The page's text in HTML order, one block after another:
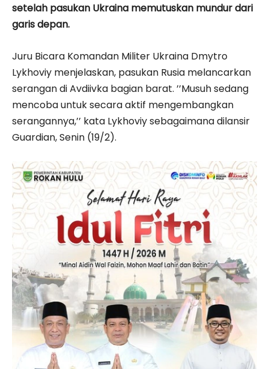
setelah pasukan Ukraina memutuskan mundur dari
garis depan.
Juru Bicara Komandan Militer Ukraina Dmytro
Lykhoviy menjelaskan, pasukan Rusia melancarkan
serangan di Avdiivka bagian barat. ’’Musuh sedang
mencoba untuk secara aktif mengembangkan
serangannya,’’ kata Lykhoviy sebagaimana dilansir
Guardian, Senin (19/2).